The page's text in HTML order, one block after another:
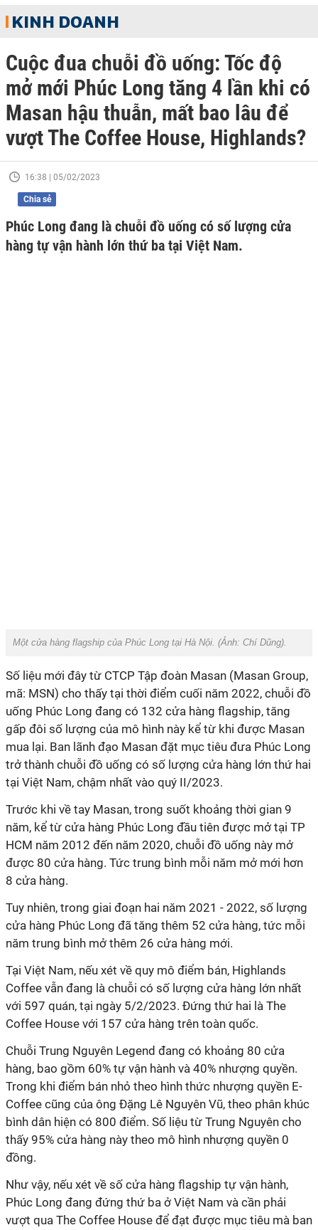
KINH DOANH
Cuộc đua chuỗi đồ uống: Tốc độ
mở mới Phúc Long tăng 4 lần khi có
Masan hậu thuẫn, mất bao lâu để
vượt The Coffee House, Highlands?
16:38 | 05/02/2023
Chia sẻ
Phúc Long đang là chuỗi đồ uống có số lượng cửa
hàng tự vận hành lớn thứ ba tại Việt Nam.
Một cửa hàng flagship của Phúc Long tại Hà Nội. (Ảnh: Chí Dũng).
Số liệu mới đây từ CTCP Tập đoàn Masan (Masan Group,
mã: MSN) cho thấy tại thời điểm cuối năm 2022, chuỗi đồ
uống Phúc Long đang có 132 cửa hàng flagship, tăng
gấp đôi số lượng của mô hình này kể từ khi được Masan
mua lại. Ban lãnh đạo Masan đặt mục tiêu đưa Phúc Long
trở thành chuỗi đồ uống có số lượng cửa hàng lớn thứ hai
tại Việt Nam, chậm nhất vào quý II/2023.
Trước khi về tay Masan, trong suốt khoảng thời gian 9
năm, kể từ cửa hàng Phúc Long đầu tiên được mở tại TP
HCM năm 2012 đến năm 2020, chuỗi đồ uống này mở
được 80 cửa hàng. Tức trung bình mỗi năm mở mới hơn
8 cửa hàng.
Tuy nhiên, trong giai đoạn hai năm 2021 - 2022, số lượng
cửa hàng Phúc Long đã tăng thêm 52 cửa hàng, tức mỗi
năm trung bình mở thêm 26 cửa hàng mới.
Tại Việt Nam, nếu xét về quy mô điểm bán, Highlands
Coffee vẫn đang là chuỗi có số lượng cửa hàng lớn nhất
với 597 quán, tại ngày 5/2/2023. Đứng thứ hai là The
Coffee House với 157 cửa hàng trên toàn quốc.
Chuỗi Trung Nguyên Legend đang có khoảng 80 cửa
hàng, bao gồm 60% tự vận hành và 40% nhượng quyền.
Trong khi điểm bán nhỏ theo hình thức nhượng quyền E-
Coffee cũng của ông Đặng Lê Nguyên Vũ, theo phân khúc
bình dân hiện có 800 điểm. Số liệu từ Trung Nguyên cho
thấy 95% cửa hàng này theo mô hình nhượng quyền 0
đồng.
Như vậy, nếu xét về số cửa hàng flagship tự vận hành,
Phúc Long đang đứng thứ ba ở Việt Nam và cần phải
vượt qua The Coffee House để đạt được mục tiêu mà ban